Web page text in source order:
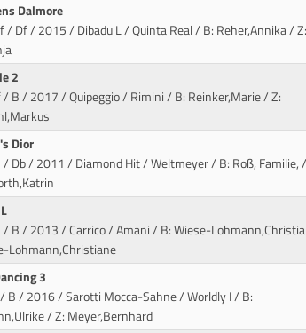
Dalmore
/ Df / 2015 / Dibadu L / Quinta Real/ B: Reher,Annika / Z:
2
B / 2017 / Quipeggio / Rimini/ B: Reinker,Marie / Z:
Dior
/ Db / 2011 / Diamond Hit / Weltmeyer/ B: Roß, Familie,
/ B / 2013 / Carrico / Amani/ B: Wiese-
Lohmann,Christiane
3
B / 2016 / Sarotti Mocca-Sahne / Worldly I/ B:
/ Z: Meyer,Bernhard